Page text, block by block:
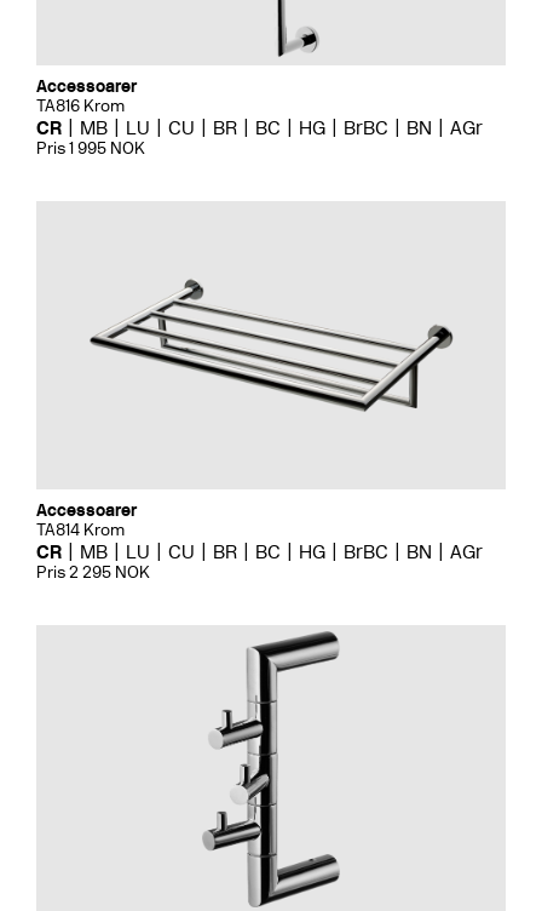
Accessoarer
TA816 Krom
CR MB LU CU BR BC HG BrBC BN AGr
Pris 1 995 NOK
Accessoarer
TA814 Krom
CR MB LU CU BR BC HG BrBC BN AGr
Pris 2 295 NOK